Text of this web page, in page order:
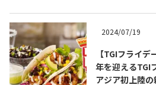
2024/07/19
【TGIフライ
年を迎えるTGI
アジア初上陸の